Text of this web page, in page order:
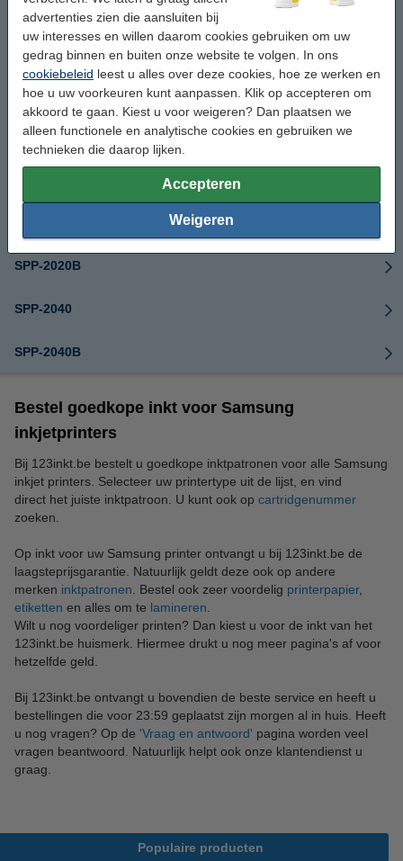
advertenties zien die aansluiten bij
uw interesses en willen daarom cookies gebruiken om uw
gedrag binnen en buiten onze website te volgen. In ons
cookiebeleid leest u alles over deze cookies, hoe ze werken en
hoe u uw voorkeuren kunt aanpassen. Klik op accepteren om
akkoord te gaan. Kiest u voor weigeren? Dan plaatsen we
alleen functionele en analytische cookies en gebruiken we
technieken die daarop lijken.
Accepteren
Weigeren
SF-4400
SF-4500
SF-4500c
SF-4700
SPP-2020B
SPP-2040
SPP-2040B
Bestel goedkope inkt voor Samsung
inkjetprinters
Bij 123inkt.be bestelt u goedkope inktpatronen voor alle Samsung
inkjet printers. Selecteer uw printertype uit de lijst, en vind
direct het juiste inktpatroon. U kunt ook op cartridgenummer
zoeken.
Op inkt voor uw Samsung printer ontvangt u bij 123inkt.be de
laagsteprijsgarantie. Natuurlijk geldt deze ook op andere
merken inktpatronen . Bestel ook zeer voordelig printerpapier,
etiketten en alles om te lamineren
Wilt u nog voordeliger printen? Dan kiest u voor de inkt van het
123inkt.be huismerk. Hiermee drukt u nog meer pagina's af voor
hetzelfde geld.
Bij 123inkt.be ontvangt u bovendien de beste service en heeft u
bestellingen die voor 23:59 geplaatst zijn morgen al in huis. Heeft
u nog vragen? Op de 'Vraag en antwoord' pagina worden veel
vragen beantwoord. Natuurlijk helpt ook onze klantendienst u
graag.
Populaire producten